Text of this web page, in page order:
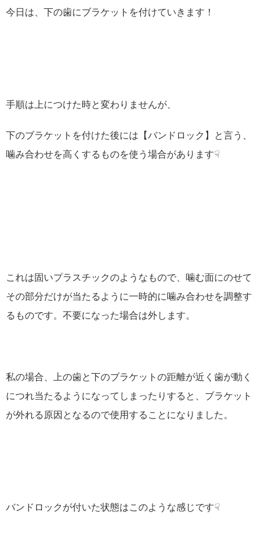
今日は、下の歯にブラケットを付けていきます！
手順は上につけた時と変わりませんが、
下のブラケットを付けた後には【バンドロック】と言う、
噛み合わせを高くするものを使う場合があります☟
これは固いプラスチックのようなもので、噛む面にのせて
その部分だけが当たるように一時的に噛み合わせを調整す
るものです。不要になった場合は外します。
私の場合、上の歯と下のブラケットの距離が近く歯が動く
につれ当たるようになってしまったりすると、ブラケット
が外れる原因となるので使用することになりました。
バンドロックが付いた状態はこのような感じです☟